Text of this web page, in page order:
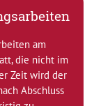
am
die nicht im
Zeit wird der
Abschluss